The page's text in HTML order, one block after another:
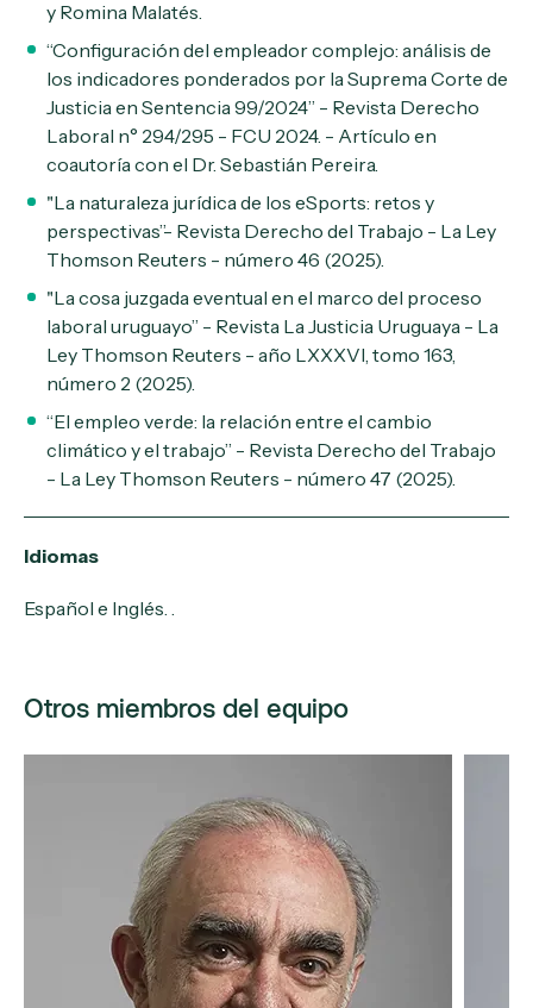
y Romina Malatés.
“Configuración del empleador complejo: análisis de
los indicadores ponderados por la Suprema Corte de
Justicia en Sentencia 99/2024” - Revista Derecho
Laboral n° 294/295 - FCU 2024. - Artículo en
coautoría con el Dr. Sebastián Pereira.
"La naturaleza jurídica de los eSports: retos y
perspectivas”- Revista Derecho del Trabajo - La Ley
Thomson Reuters - número 46 (2025).
"La cosa juzgada eventual en el marco del proceso
laboral uruguayo” - Revista La Justicia Uruguaya - La
Ley Thomson Reuters - año LXXXVI, tomo 163,
número 2 (2025).
“El empleo verde: la relación entre el cambio
climático y el trabajo” - Revista Derecho del Trabajo
- La Ley Thomson Reuters - número 47 (2025).
Idiomas
Español e Inglés. .
Otros miembros del equipo